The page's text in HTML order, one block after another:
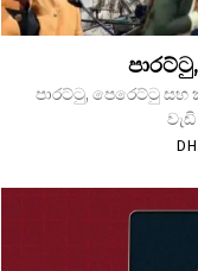
පාරට්ටු, පෙරෙට්ටු